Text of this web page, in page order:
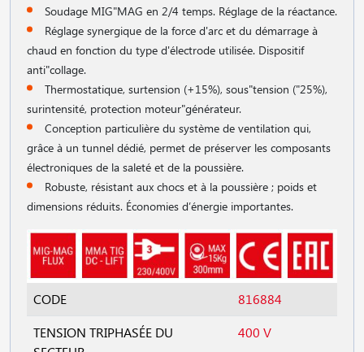
Soudage MIG"MAG en 2/4 temps. Réglage de la réactance.
Réglage synergique de la force d'arc et du démarrage à
chaud en fonction du type d'électrode utilisée. Dispositif
anti"collage.
Thermostatique, surtension (+15%), sous"tension ("25%),
surintensité, protection moteur"générateur.
Conception particulière du système de ventilation qui,
grâce à un tunnel dédié, permet de préserver les composants
électroniques de la saleté et de la poussière.
Robuste, résistant aux chocs et à la poussière ; poids et
dimensions réduits. Économies d’énergie importantes.
CODE
816884
TENSION TRIPHASÉE DU
400 V